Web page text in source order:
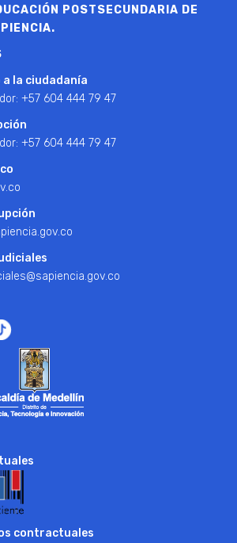
POSTSECUNDARIA DE
a la ciudadanía
+57 604 444 79 47
+57 604 444 79 47
contractuales